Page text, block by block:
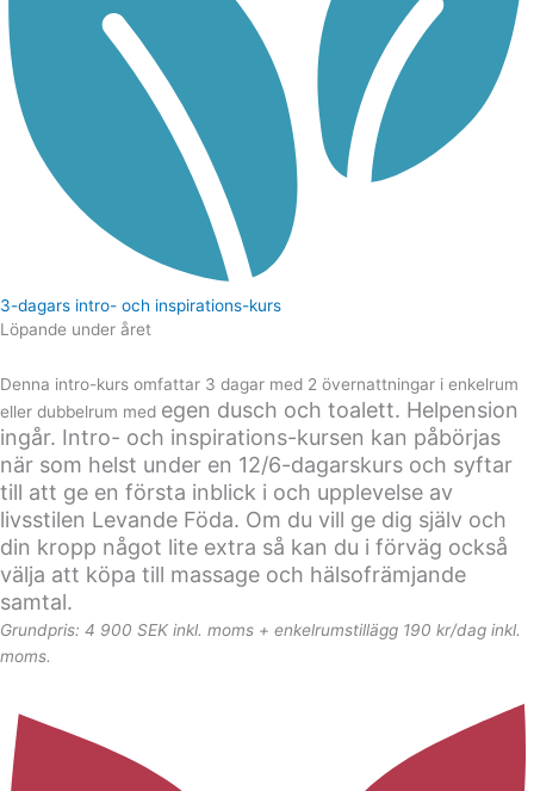
3-dagars intro- och inspirations-kurs
Löpande under året
Denna intro-kurs omfattar 3 dagar med 2 övernattningar i enkelrum
eller dubbelrum med egen dusch och toalett. Helpension
ingår. Intro- och inspirations-kursen kan påbörjas
när som helst under en 12/6-dagarskurs och syftar
till att ge en första inblick i och upplevelse av
livsstilen Levande Föda. Om du vill ge dig själv och
din kropp något lite extra så kan du i förväg också
välja att köpa till massage och hälsofrämjande
samtal.
Grundpris: 4 900 SEK inkl. moms + enkelrumstillägg 190 kr/dag inkl.
moms.